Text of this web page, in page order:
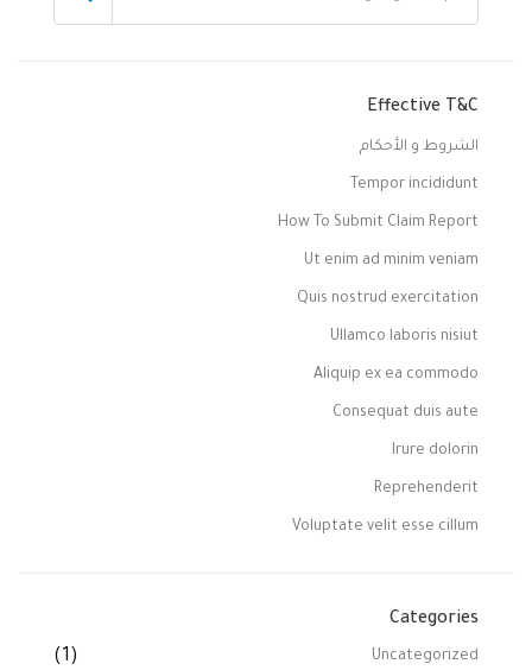
Effective T&C
الشروط و الأحكام
Tempor incididunt
How To Submit Claim Report
Ut enim ad minim veniam
Quis nostrud exercitation
Ullamco laboris nisiut
Aliquip ex ea commodo
Consequat duis aute
Irure dolorin
Reprehenderit
Voluptate velit esse cillum
Categories
Uncategorized
(1)